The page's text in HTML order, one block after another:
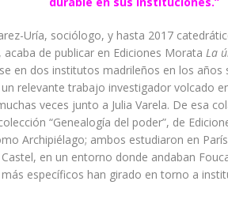
Uría, sociólogo, y hasta 2017
acaba de publicar en Ediciones Morata La
en dos institutos madrileños en los años
relevante trabajo investigador volcado
veces junto a Julia Varela. De esa
“Genealogía del poder”, de
Archipiélago; ambos estudiaron en
en un entorno donde andaban
más específicos han girado en torno a